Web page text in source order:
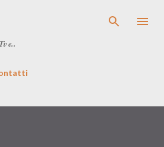
e..